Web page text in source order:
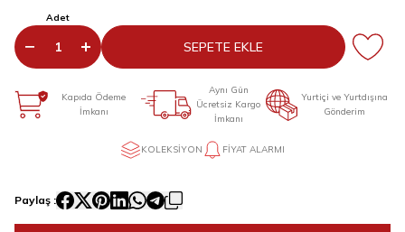
Adet
SEPETE EKLE
Kapıda Ödeme
İmkanı
Aynı Gün
Ücretsiz Kargo
İmkanı
Yurtiçi ve Yurtdışına
Gönderim
KOLEKSIYON FIYAT ALARMI
Paylaş :